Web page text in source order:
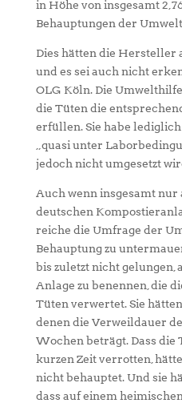
in Höhe von insgesamt
Behauptungen der
Dies hätten die Hersteller
und es sei auch nicht
OLG Köln. Die
die Tüten die
erfüllen. Sie habe
„quasi unter
jedoch nicht umgesetzt
Auch wenn insgesamt nur
deutschen
reiche die Umfrage der
Behauptung zu
bis zuletzt nicht gelungen,
Anlage zu benennen, die
Tüten verwertet. Sie
denen die Verweildauer
Wochen beträgt. Dass die
kurzen Zeit verrotten,
nicht behauptet. Und sie
dass auf einem